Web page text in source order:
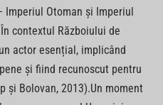
Otoman și Imperiul
contextul Războiului de
actor esențial, implicând
și fiind recunoscut pentru
Bolovan, 2013).Un moment